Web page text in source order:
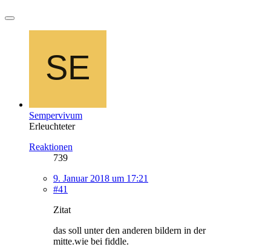
Sempervivum
Erleuchteter
Reaktionen
739
9. Januar 2018 um 17:21
#41
Zitat
das soll unter den anderen bildern in der
mitte.wie bei fiddle.